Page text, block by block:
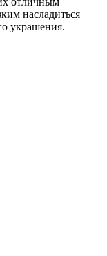
насладиться
украшения.